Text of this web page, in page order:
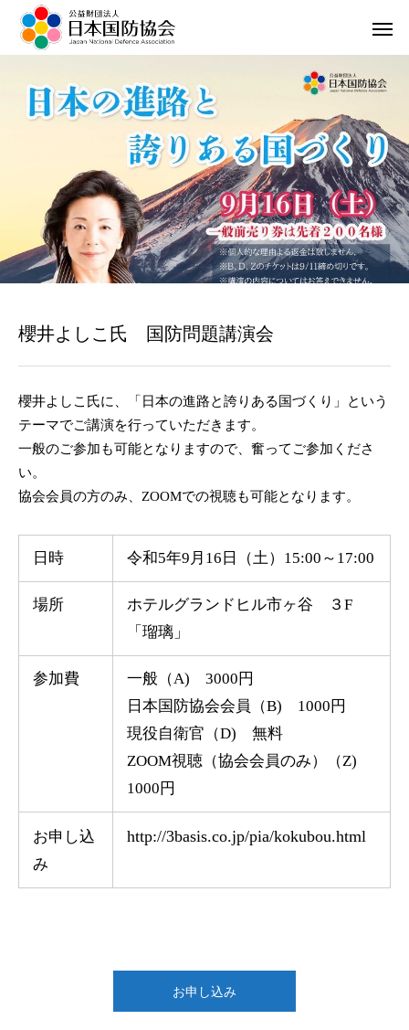
櫻井よしこ氏 国防問題講演会
櫻井よしこ氏に、「日本の進路と誇りある国づくり」という
テーマでご講演を行っていただきます。
一般のご参加も可能となりますので、奮ってご参加くださ
い。
協会会員の方のみ、ZOOMでの視聴も可能となります。
日時 令和5年9月16日（土）15:00～17:00
場所
ホテルグランドヒル市ヶ谷 ３F
「瑠璃」
参加費
一般（A) 3000円
日本国防協会会員（B) 1000円
現役自衛官（D) 無料
ZOOM視聴（協会会員のみ）（Z)
1000円
お申し込
み
http://3basis.co.jp/pia/kokubou.html
お申し込み